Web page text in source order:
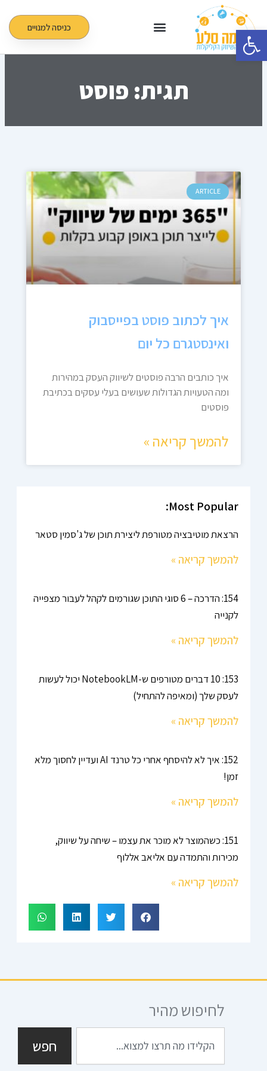
פתח סרגל נגישות
לתוכן
כניסה למנויים
תגית: פוסט
ARTICLE
איך לכתוב פוסט בפייסבוק
ואינסטגרם כל יום
איך כותבים הרבה פוסטים לשיווק העסק במהירות
ומה הטעויות הגדולות שעושים בעלי עסקים בכתיבת
פוסטים
להמשך קריאה »
Most Popular:
הרצאת מוטיבציה מטורפת ליצירת תוכן של ג'סמין סטאר
להמשך קריאה »
154: הדרכה – 6 סוגי התוכן שגורמים לקהל לעבור מצפייה
לקנייה
להמשך קריאה »
153: 10 דברים מטורפים ש-NotebookLM יכול לעשות
לעסק שלך (ומאיפה להתחיל)
להמשך קריאה »
152: איך לא להיסחף אחרי כל טרנד AI ועדיין לחסוך מלא
זמן!
להמשך קריאה »
151: כשהמוצר לא מוכר את עצמו – שיחה על שיווק,
מכירות והתמדה עם אליאב אללוף
להמשך קריאה »
לחיפוש מהיר
חפש